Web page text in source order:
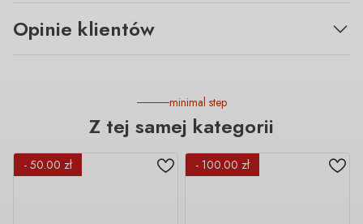
Opinie klientów
minimal step
Z tej samej kategorii
- 50.00 zł - 100.00 zł